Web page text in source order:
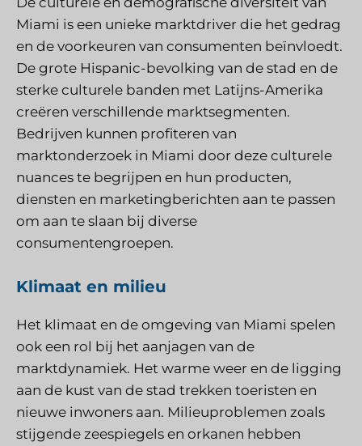
Miami is een unieke marktdriver die het gedrag
en de voorkeuren van consumenten beïnvloedt.
De grote Hispanic-bevolking van de stad en de
sterke culturele banden met Latijns-Amerika
creëren verschillende marktsegmenten.
Bedrijven kunnen profiteren van
marktonderzoek in Miami door deze culturele
nuances te begrijpen en hun producten,
diensten en marketingberichten aan te passen
om aan te slaan bij diverse
consumentengroepen.
Klimaat en milieu
Het klimaat en de omgeving van Miami spelen
ook een rol bij het aanjagen van de
marktdynamiek. Het warme weer en de ligging
aan de kust van de stad trekken toeristen en
nieuwe inwoners aan. Milieuproblemen zoals
stijgende zeespiegels en orkanen hebben